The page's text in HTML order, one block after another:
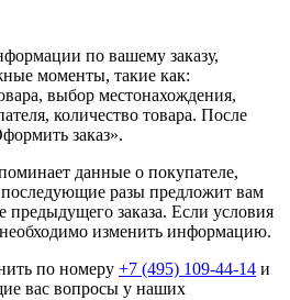
по вашему заказу,
моменты, такие как:
выбор местонахождения,
количество товара. После
заказ».
данные о покупателе,
разы предложит вам
предыдущего заказа. Если условия
изменить информацию.
по номеру +7 (495) 109-44-14 и
вас вопросы у наших